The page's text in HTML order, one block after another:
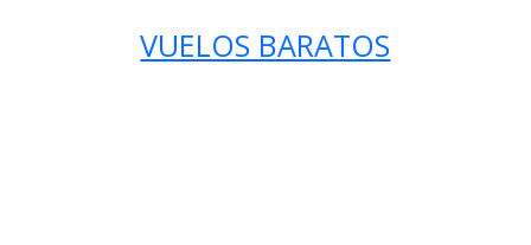
VUELOS BARATOS